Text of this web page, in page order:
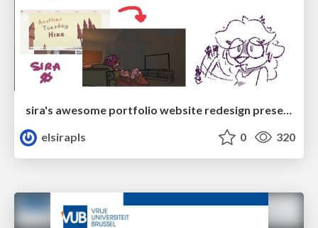
sira's awesome portfolio website redesign presentation
elsirapls
0 320